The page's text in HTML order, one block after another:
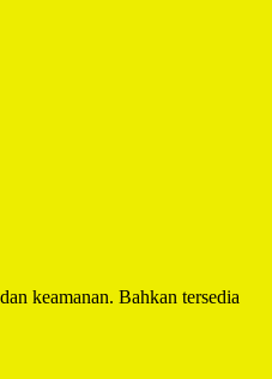
keamanan. Bahkan tersedia